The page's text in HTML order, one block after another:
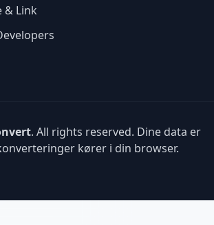
& Link
. All rights reserved. Dine data er
kører i din browser.